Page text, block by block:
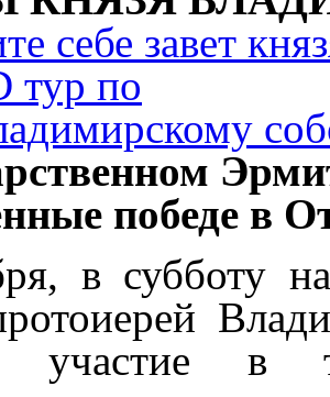
себе завет
тур по
победе в
в субботу
участие в